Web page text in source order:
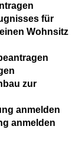
für
Wohnsitz
zur
anmelden
anmelden